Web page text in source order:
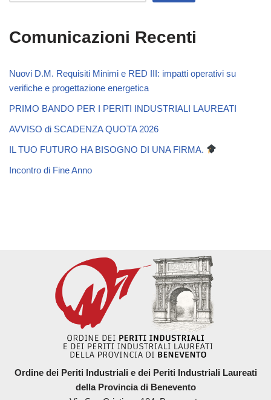
Comunicazioni Recenti
Nuovi D.M. Requisiti Minimi e RED III: impatti operativi su
verifiche e progettazione energetica
PRIMO BANDO PER I PERITI INDUSTRIALI LAUREATI
AVVISO di SCADENZA QUOTA 2026
IL TUO FUTURO HA BISOGNO DI UNA FIRMA.
Incontro di Fine Anno
Ordine dei Periti Industriali e dei Periti Industriali Laureati
della Provincia di Benevento